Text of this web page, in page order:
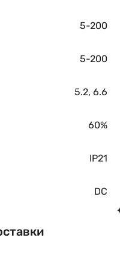
5-200
5-200
5.2, 6.6
60%
IP21
DC